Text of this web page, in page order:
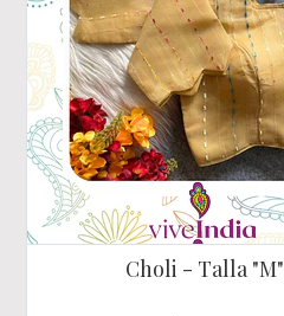
Choli - Talla "M"